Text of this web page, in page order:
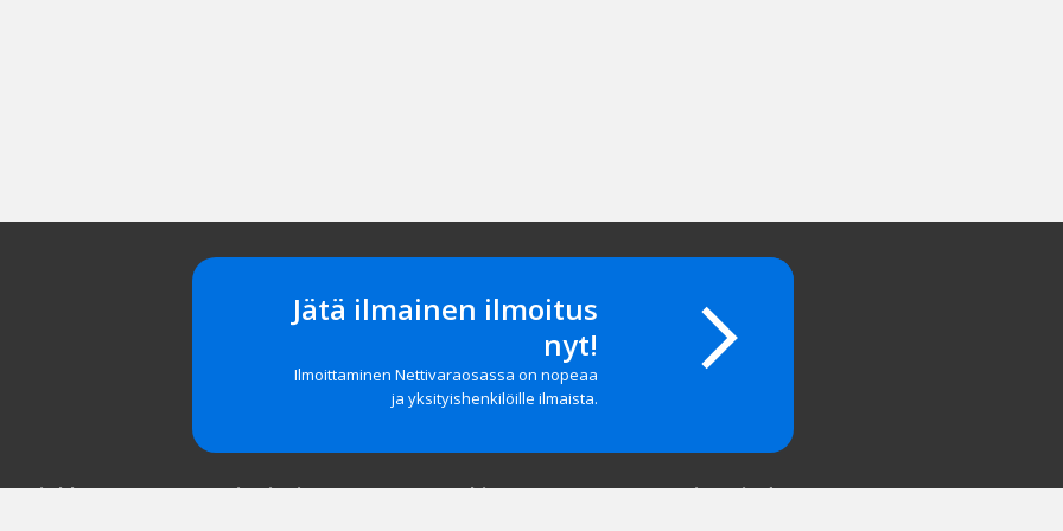
Jätä ilmainen ilmoitus
nyt!
Ilmoittaminen Nettivaraosassa on nopeaa
ja yksityishenkilöille ilmaista.
asiakkaat Navigointi Tuki Yritystiedot